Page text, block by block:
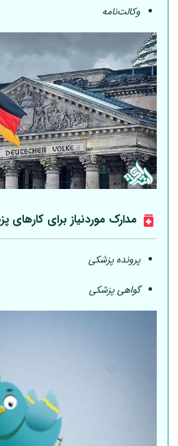
وکالت‌نامه
مدارک موردنیاز برای کارهای
پرونده پزشکی
گواهی پزشکی